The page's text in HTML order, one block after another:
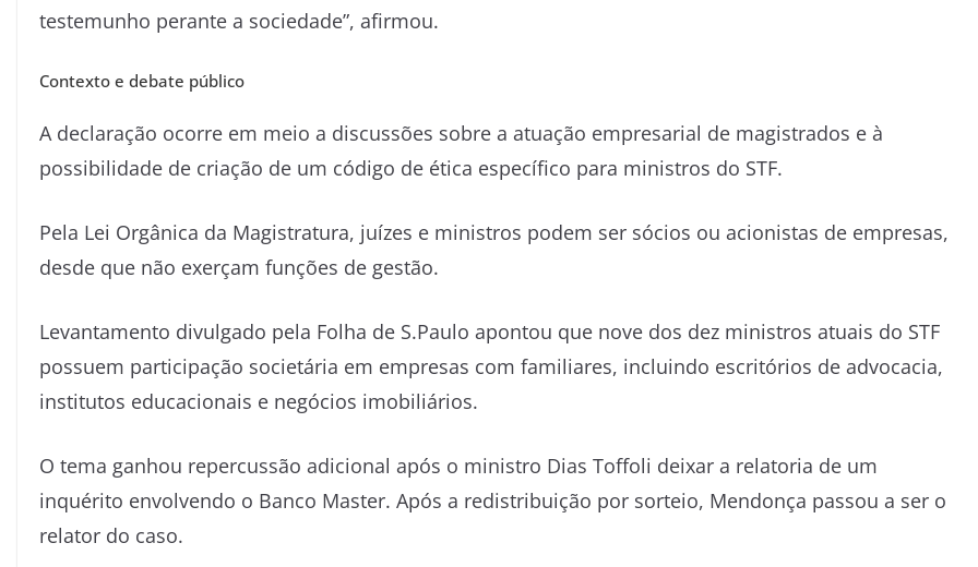
testemunho perante a sociedade”, afirmou.
Contexto e debate público
A declaração ocorre em meio a discussões sobre a atuação empresarial de magistrados e à
possibilidade de criação de um código de ética específico para ministros do STF.
Pela Lei Orgânica da Magistratura, juízes e ministros podem ser sócios ou acionistas de empresas,
desde que não exerçam funções de gestão.
Levantamento divulgado pela Folha de S.Paulo apontou que nove dos dez ministros atuais do STF
possuem participação societária em empresas com familiares, incluindo escritórios de advocacia,
institutos educacionais e negócios imobiliários.
O tema ganhou repercussão adicional após o ministro Dias Toffoli deixar a relatoria de um
inquérito envolvendo o Banco Master. Após a redistribuição por sorteio, Mendonça passou a ser o
relator do caso.